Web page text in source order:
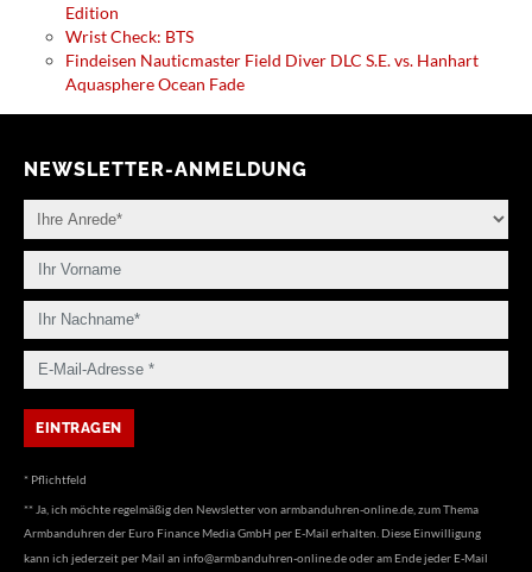
Edition
Wrist Check: BTS
Findeisen Nauticmaster Field Diver DLC S.E. vs. Hanhart
Aquasphere Ocean Fade
NEWSLETTER-ANMELDUNG
* Pflichtfeld
** Ja, ich möchte regelmäßig den Newsletter von armbanduhren-online.de, zum Thema
Armbanduhren der Euro Finance Media GmbH per E-Mail erhalten. Diese Einwilligung
kann ich jederzeit per Mail an info@armbanduhren-online.deoder am Ende jeder E-Mail